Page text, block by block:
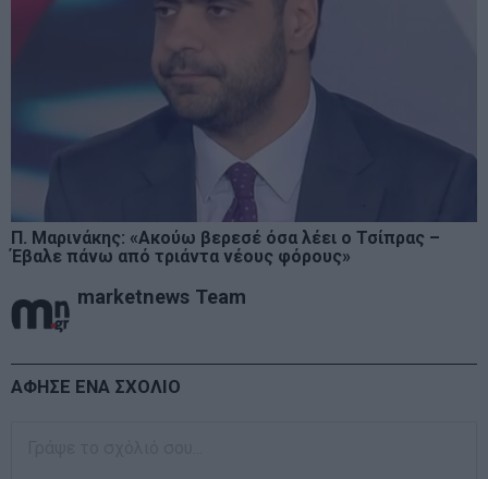
Π. Μαρινάκης: «Ακούω βερεσέ όσα λέει ο Τσίπρας –
Έβαλε πάνω από τριάντα νέους φόρους»
marketnews Team
ΑΦΗΣΕ ΕΝΑ ΣΧΟΛΙΟ